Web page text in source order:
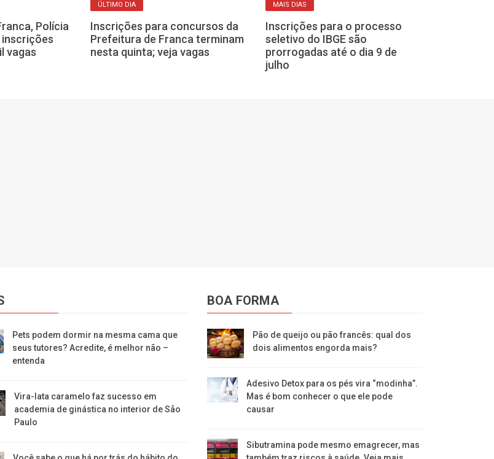
Polícia
inscrições
vagas
ÚLTIMO DIA
Inscrições para concursos da
Prefeitura de Franca terminam
nesta quinta; veja vagas
MAIS DIAS
Inscrições para o processo
seletivo do IBGE são
prorrogadas até o dia 9 de
julho
Pets podem dormir na mesma cama que
seus tutores? Acredite, é melhor não –
entenda
Vira-lata caramelo faz sucesso em
academia de ginástica no interior de São
Paulo
BOA FORMA
Pão de queijo ou pão francês: qual dos
dois alimentos engorda mais?
Adesivo Detox para os pés vira “modinha”.
Mas é bom conhecer o que ele pode
causar
Sibutramina pode mesmo emagrecer, mas